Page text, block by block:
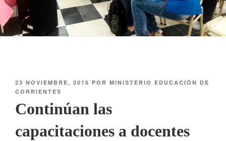
23 NOVIEMBRE, 2016 POR MINISTERIO EDUCACIÓN DE
CORRIENTES
Continúan las
capacitaciones a docentes